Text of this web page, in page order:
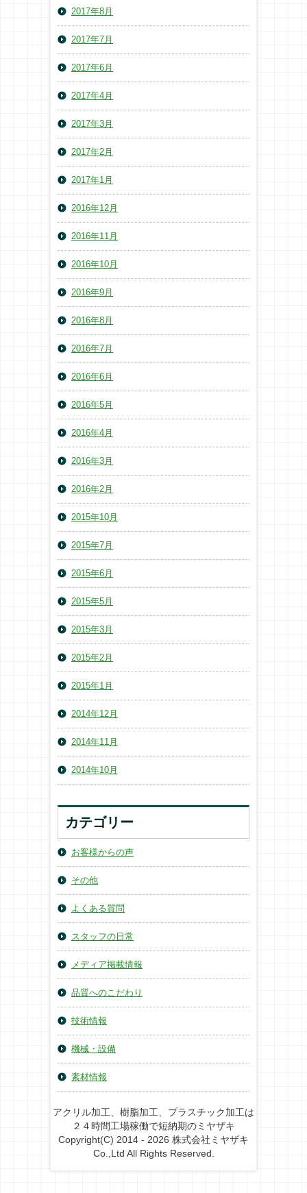
2017年8月
2017年7月
2017年6月
2017年4月
2017年3月
2017年2月
2017年1月
2016年12月
2016年11月
2016年10月
2016年9月
2016年8月
2016年7月
2016年6月
2016年5月
2016年4月
2016年3月
2016年2月
2015年10月
2015年7月
2015年6月
2015年5月
2015年3月
2015年2月
2015年1月
2014年12月
2014年11月
2014年10月
カテゴリー
お客様からの声
その他
よくある質問
スタッフの日常
メディア掲載情報
品質へのこだわり
技術情報
機械・設備
素材情報
アクリル加工、樹脂加工、プラスチック加工は
２４時間工場稼働で短納期のミヤザキ
Copyright(C) 2014 - 2026 株式会社ミヤザキ
Co.,Ltd All Rights Reserved.